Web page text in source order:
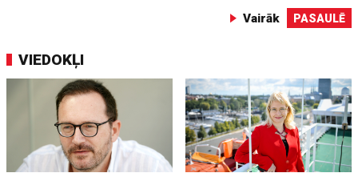
Vairāk PASAULĒ
VIEDOKĻI